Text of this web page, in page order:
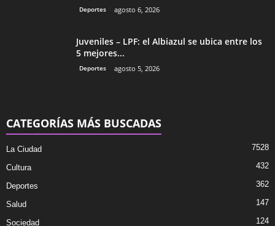
Deportes agosto 6, 2026
Juveniles – LPF: el Albiazul se ubica entre los
5 mejores...
Deportes agosto 5, 2026
CATEGORÍAS MÁS BUSCADAS
La Ciudad 7528
Cultura 432
Deportes 362
Salud 147
Sociedad 124